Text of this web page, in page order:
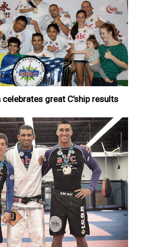
great C’ship results